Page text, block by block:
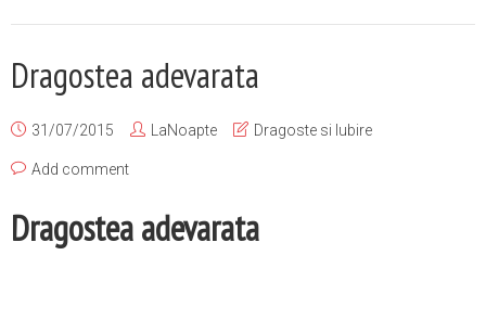
Dragostea adevarata
31/07/2015 LaNoapte Dragoste si Iubire
Add comment
Dragostea adevarata